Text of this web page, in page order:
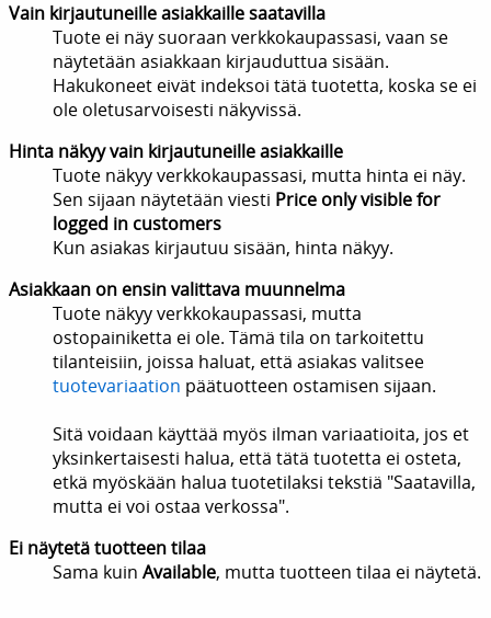
Vain kirjautuneille asiakkaille saatavilla
Tuote ei näy suoraan verkkokaupassasi, vaan se
näytetään asiakkaan kirjauduttua sisään.
Hakukoneet eivät indeksoi tätä tuotetta, koska se ei
ole oletusarvoisesti näkyvissä.
Hinta näkyy vain kirjautuneille asiakkaille
Tuote näkyy verkkokaupassasi, mutta hinta ei näy.
Sen sijaan näytetään viesti Price only visible for
logged in customers
Kun asiakas kirjautuu sisään, hinta näkyy.
Asiakkaan on ensin valittava muunnelma
Tuote näkyy verkkokaupassasi, mutta
ostopainiketta ei ole. Tämä tila on tarkoitettu
tilanteisiin, joissa haluat, että asiakas valitsee
tuotevariaation päätuotteen ostamisen sijaan.
Sitä voidaan käyttää myös ilman variaatioita, jos et
yksinkertaisesti halua, että tätä tuotetta ei osteta,
etkä myöskään halua tuotetilaksi tekstiä "Saatavilla,
mutta ei voi ostaa verkossa".
Ei näytetä tuotteen tilaa
Sama kuin Available, mutta tuotteen tilaa ei näytetä.